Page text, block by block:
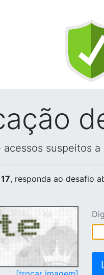
suspeitos
, responda ao desafio